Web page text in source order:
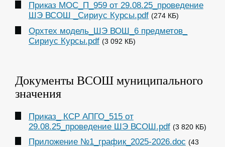
Приказ МОС_П_959 от 29.08.25_проведение
ШЭ ВСОШ _Сириус Курсы.pdf (274 КБ)
Орхтех модель_ШЭ ВОШ_6 предметов_
Сириус Курсы.pdf (3 092 КБ)
Документы ВСОШ муниципального
значения
Приказ_ КСР АПГО_515 от
29.08.25_проведение ШЭ ВСОШ.pdf (3 820 КБ)
Приложение №1_график_2025-2026.doc (43